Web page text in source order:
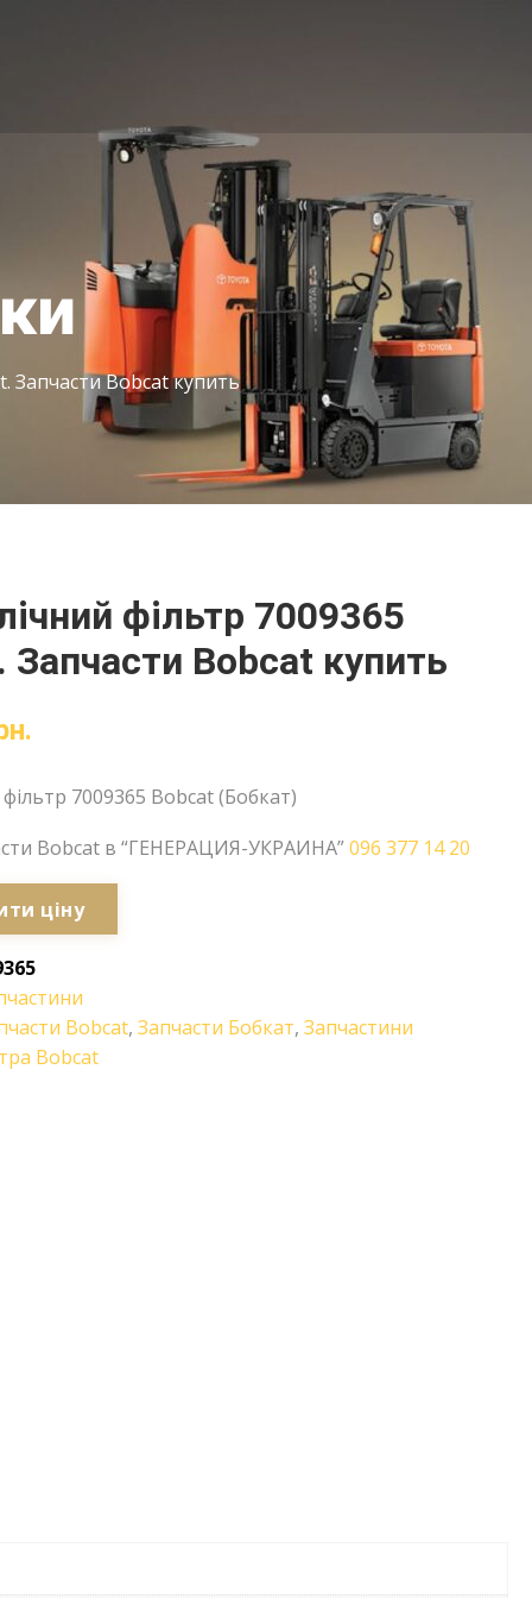
Запчасти Bobcat купить
фільтр 7009365
Запчасти Bobcat купить
фільтр 7009365 Bobcat (Бобкат)
Bobcat в “ГЕНЕРАЦИЯ-УКРАИНА”096 377 14 20
ціну
Bobcat,Запчасти Бобкат,Запчастини
Bobcat